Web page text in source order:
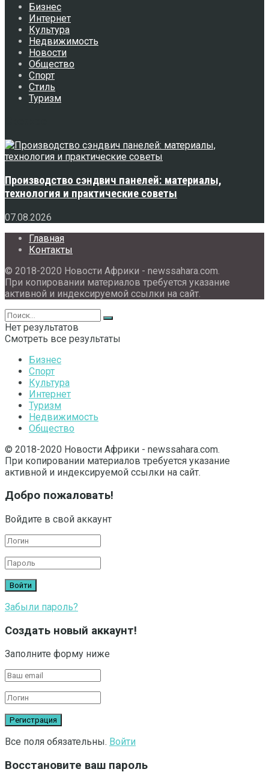
Бизнес
Интернет
Культура
Недвижимость
Новости
Общество
Спорт
Стиль
Туризм
Производство сэндвич панелей: материалы,
технология и практические советы
07.08.2026
Главная
Контакты
© 2018-2020 Новости Африки - newssahara.com.
При копировании материалов требуется указание
активной и индексируемой ссылки на сайт.
Нет результатов
Смотреть все результаты
Бизнес
Спорт
Культура
Интернет
Туризм
Недвижимость
Общество
© 2018-2020 Новости Африки - newssahara.com.
При копировании материалов требуется указание
активной и индексируемой ссылки на сайт.
Добро пожаловать!
Войдите в свой аккаунт
Забыли пароль?
Создать новый аккаунт!
Заполните форму ниже
Все поля обязательны. Войти
Восстановите ваш пароль